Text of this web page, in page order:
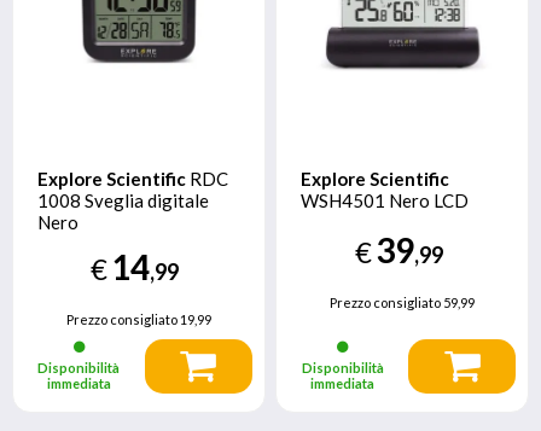
Explore Scientific RDC
1008 Sveglia digitale
Nero
€14,99
Prezzo consigliato19,99
Disponibilità
immediata
Explore Scientific
WSH4501 Nero LCD
€39,99
Prezzo consigliato 59,99
Disponibilità
immediata